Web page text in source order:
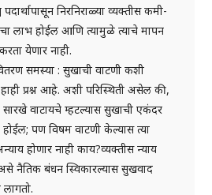
निरनिराळ्या व्यक्तीस कमी-
लाभ होईल आणि त्यामुळे त्याचे मापन
येणार नाही.
समस्या : सुखाची वाटणी कशी
प्रश्न आहे. अशी परिस्थिती असेल की,
सारखे वाटायचे म्हटल्यास सुखाची एकंदर
पण विषम वाटणी केल्यास त्या
होणार नाही काय?व्यक्तीस न्याय
असे नैतिक बंधन स्विकारल्यास सुखवाद
लागतो.